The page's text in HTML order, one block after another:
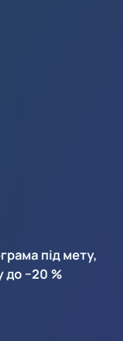
під мету,
до −20 %